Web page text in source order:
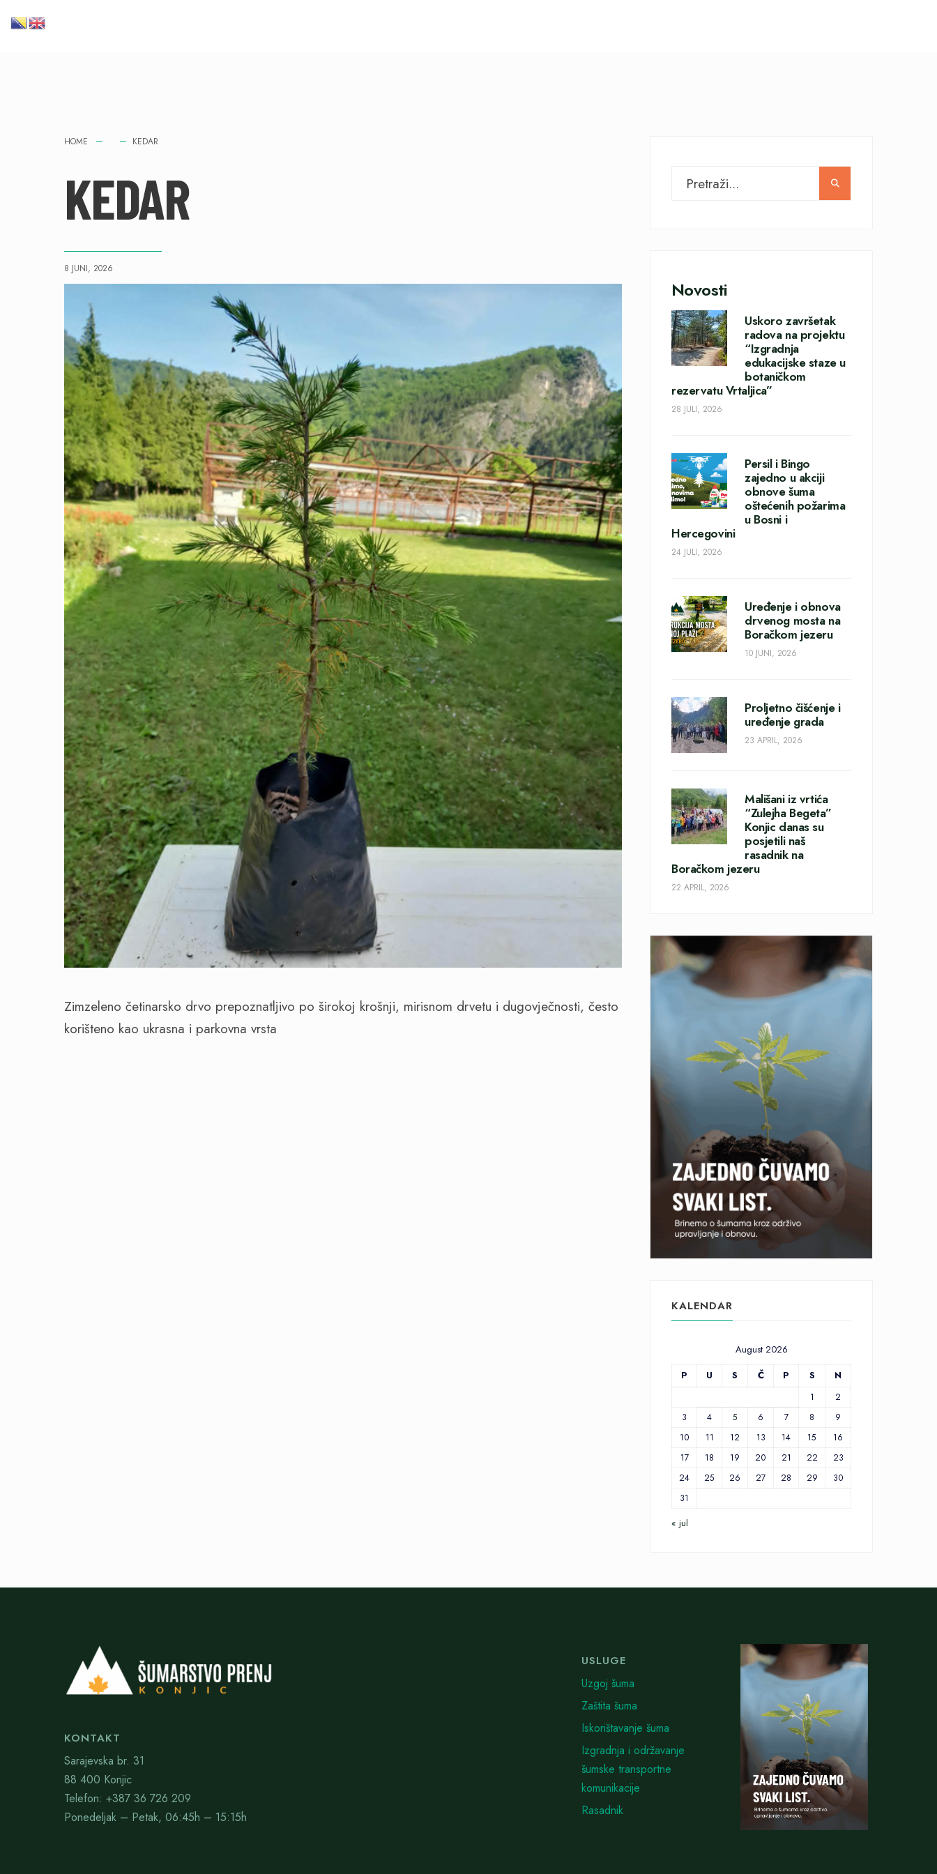
HOME KEDAR
KEDAR
8 JUNI, 2026
Zimzeleno četinarsko drvo prepoznatljivo po širokoj krošnji, mirisnom drvetu i dugovječnosti, često
korišteno kao ukrasna i parkovna vrsta
Novosti
Uskoro završetak
radova na projektu
“Izgradnja
edukacijske staze u
botaničkom
rezervatu Vrtaljica”
28 JULI, 2026
Persil i Bingo
zajedno u akciji
obnove šuma
oštećenih požarima
u Bosni i
Hercegovini
24 JULI, 2026
Uređenje i obnova
drvenog mosta na
Boračkom jezeru
10 JUNI, 2026
Proljetno čišćenje i
uređenje grada
23 APRIL, 2026
Mališani iz vrtića
“Zulejha Begeta”
Konjic danas su
posjetili naš
rasadnik na
Boračkom jezeru
22 APRIL, 2026
KALENDAR
August 2026
P
U S Č P S N
1
2
3
4 5 6 7 8
9
10
11 12 13 14 15
16
17
18 19 20 21 22
23
24
25 26 27 28 29
30
31
« jul
KONTAKT
Sarajevska br. 31
88 400 Konjic
Telefon: +387 36 726 209
Ponedeljak – Petak, 06:45h – 15:15h
USLUGE
Uzgoj šuma
Zaštita šuma
Iskorištavanje šuma
Izgradnja i održavanje
šumske transportne
komunikacije
Rasadnik